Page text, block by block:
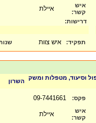
איש
קשר:
איילת
דרישות:
תפקיד: איש צוות שנות
וסיעוד, מטפלות ומשק השרון
פקס:
איש
קשר:
איילת